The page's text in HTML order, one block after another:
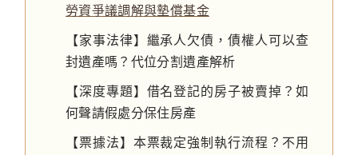
勞資爭議調解與墊償基金
【家事法律】繼承人欠債，債權人可以查
封遺產嗎？代位分割遺產解析
【深度專題】借名登記的房子被賣掉？如
何聲請假處分保住房產
【票據法】本票裁定強制執行流程？不用